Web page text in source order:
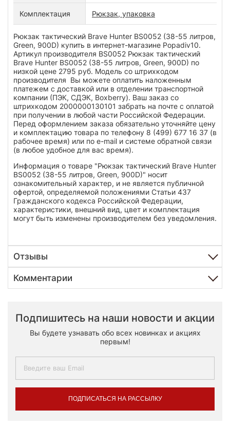
Комплектация Рюкзак, упаковка
Рюкзак тактический Brave Hunter BS0052 (38-55 литров,
Green, 900D) купить в интернет-магазине Popadiv10.
Артикул производителя BS0052 Рюкзак тактический
Brave Hunter BS0052 (38-55 литров, Green, 900D) по
низкой цене 2795 руб. Модель со штрихкодом
производителя Вы можете оплатить наложенным
платежем с доставкой или в отделении транспортной
компании (ПЭК, СДЭК, Boxberry). Ваш заказ со
штрихкодом 2000000130101 забрать на почте с оплатой
при получении в любой части Российской Федерации.
Перед оформлением заказа обязательно уточняйте цену
и комплектацию товара по телефону 8 (499) 677 16 37 (в
рабочее время) или по e-mail и системе обратной связи
(в любое удобное для вас время).
Информация о товаре "Рюкзак тактический Brave Hunter
BS0052 (38-55 литров, Green, 900D)" носит
ознакомительный характер, и не является публичной
офертой, определяемой положениями Статьи 437
Гражданского кодекса Российской Федерации,
характеристики, внешний вид, цвет и комплектация
могут быть изменены производителем без уведомления.
Отзывы
Комментарии
Подпишитесь на наши новости и акции
Вы будете узнавать обо всех новинках и акциях
первым!
ПОДПИСАТЬСЯ НА РАССЫЛКУ